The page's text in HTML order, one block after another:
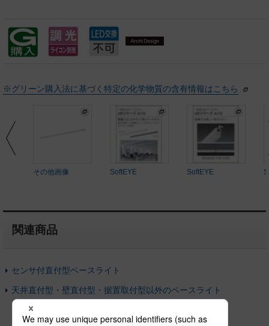
※グリーン購入法に基づく特定の化学物質の含有情報はこちら
その他画像 SoftEYE SoftEYE
関連商品
センサ付直付型ベースライト
天井直付型・壁直付型・据置取付型以外のベースライト